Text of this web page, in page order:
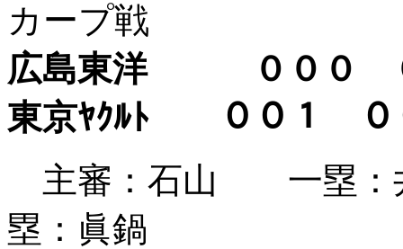
カープ戦
広島東洋 ００
東京ﾔｸﾙﾄ ００１
主審：石山 一塁
塁：眞鍋